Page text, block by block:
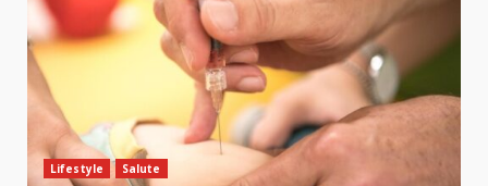
Lifestyle Salute